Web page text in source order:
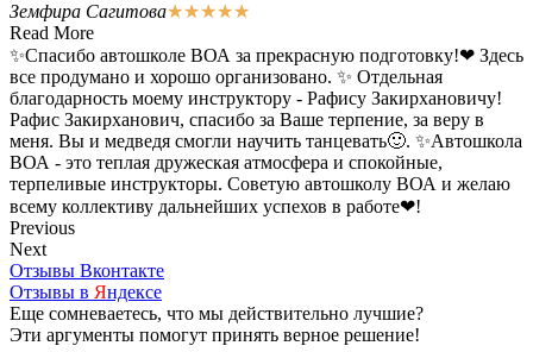
Земфира Сагитова★★★★★
Read More
✨Спасибо автошколе ВОА за прекрасную подготовку!❤ Здесь
все продумано и хорошо организовано. ✨ Отдельная
благодарность моему инструктору - Рафису Закирхановичу!
Рафис Закирханович, спасибо за Ваше терпение, за веру в
меня. Вы и медведя смогли научить танцевать🙂. ✨Автошкола
ВОА - это теплая дружеская атмосфера и спокойные,
терпеливые инструкторы. Советую автошколу ВОА и желаю
всему коллективу дальнейших успехов в работе❤!
Previous
Next
Отзывы Вконтакте
Отзывы в Яндексе
Еще сомневаетесь, что мы действительно лучшие?
Эти аргументы помогут принять верное решение!